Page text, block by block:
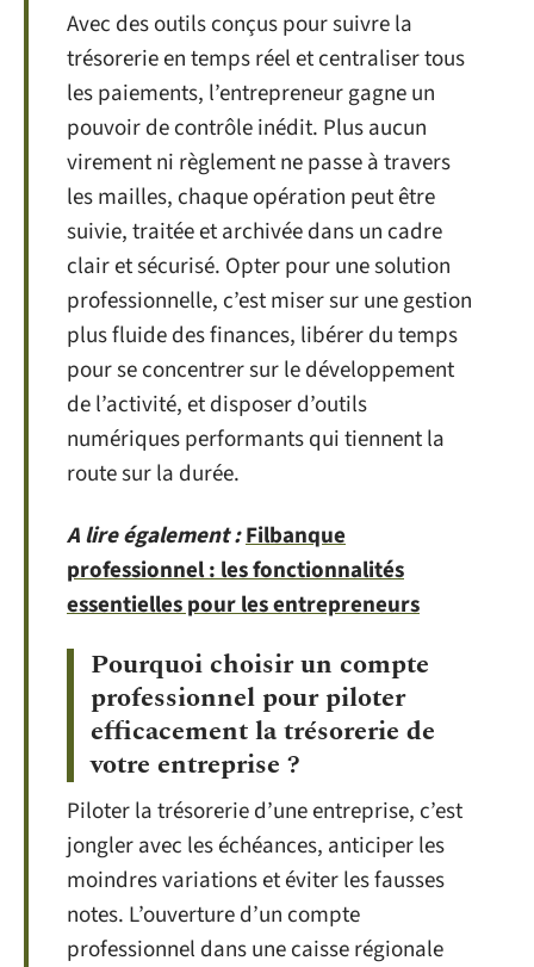
Avec des outils conçus pour suivre la
trésorerie en temps réel et centraliser tous
les paiements, l’entrepreneur gagne un
pouvoir de contrôle inédit. Plus aucun
virement ni règlement ne passe à travers
les mailles, chaque opération peut être
suivie, traitée et archivée dans un cadre
clair et sécurisé. Opter pour une solution
professionnelle, c’est miser sur une gestion
plus fluide des finances, libérer du temps
pour se concentrer sur le développement
de l’activité, et disposer d’outils
numériques performants qui tiennent la
route sur la durée.
A lire également :Filbanque
professionnel : les fonctionnalités
essentielles pour les entrepreneurs
Pourquoi choisir un compte
professionnel pour piloter
efficacement la trésorerie de
votre entreprise ?
Piloter la trésorerie d’une entreprise, c’est
jongler avec les échéances, anticiper les
moindres variations et éviter les fausses
notes. L’ouverture d’un compte
professionnel dans une caisse régionale